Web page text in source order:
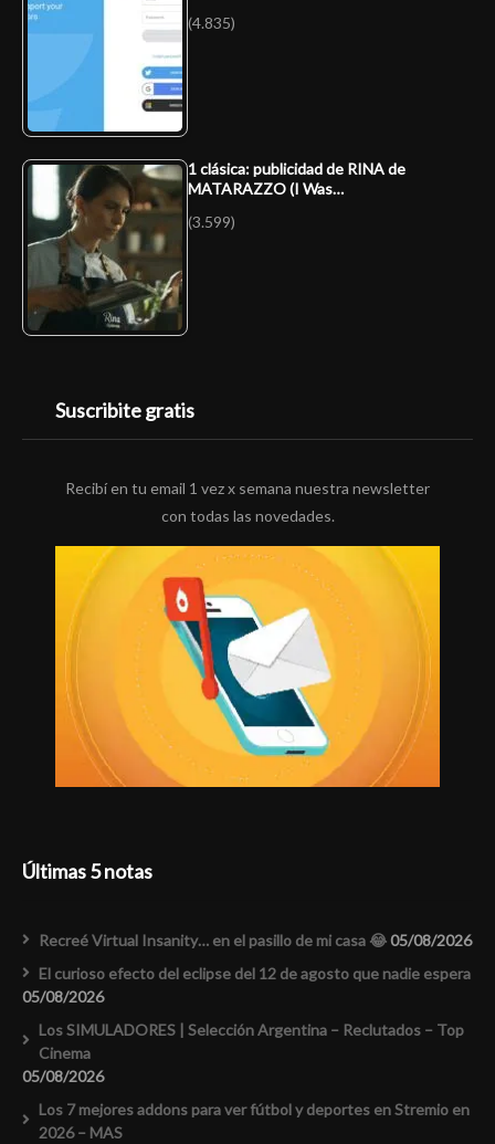
(4.835)
1 clásica: publicidad de RINA de
MATARAZZO (I Was…
(3.599)
Suscribite gratis
Recibí en tu email 1 vez x semana nuestra newsletter
con todas las novedades.
Últimas 5 notas
Recreé Virtual Insanity… en el pasillo de mi casa 😂05/08/2026
El curioso efecto del eclipse del 12 de agosto que nadie espera
05/08/2026
Los SIMULADORES | Selección Argentina – Reclutados – Top
Cinema
05/08/2026
Los 7 mejores addons para ver fútbol y deportes en Stremio en
2026 – MAS